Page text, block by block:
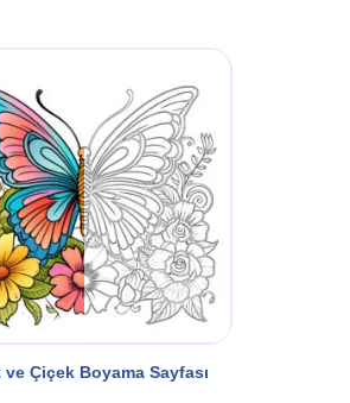
ve Çiçek Boyama Sayfası